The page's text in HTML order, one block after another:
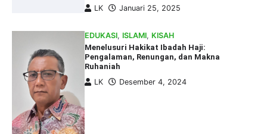
LK
Januari 25, 2025
EDUKASI,ISLAMI,KISAH
Menelusuri Hakikat Ibadah Haji:
Pengalaman, Renungan, dan Makna
Ruhaniah
LK
Desember 4, 2024